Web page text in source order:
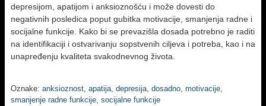
depresijom, apatijom i anksioznošću i može dovesti do
negativnih posledica poput gubitka motivacije, smanjenja radne i
socijalne funkcije. Kako bi se prevazišla dosada potrebno je raditi
na identifikaciji i ostvarivanju sopstvenih ciljeva i potreba, kao i na
unapređenju kvaliteta svakodnevnog života.
Oznake: anksioznost, apatija, depresija, dosadno, motivacije,
smanjenje radne funkcije, socijalne funkcije